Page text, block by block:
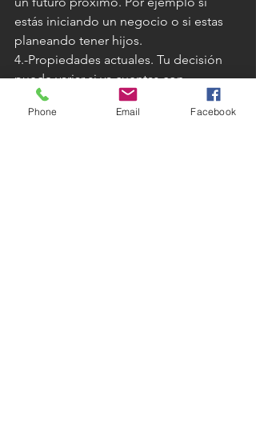
estás iniciando un negocio o si estas
planeando tener hijos.
4.-Propiedades actuales. Tu decisión
puede variar si ya cuentas con
propiedades que te den un
rendimiento fijo y te de seguridad en
Phone Email Facebook